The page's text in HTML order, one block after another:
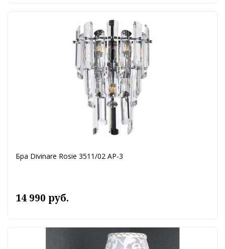
Бра Divinare Rosie 3511/02 AP-3
14 990 руб.